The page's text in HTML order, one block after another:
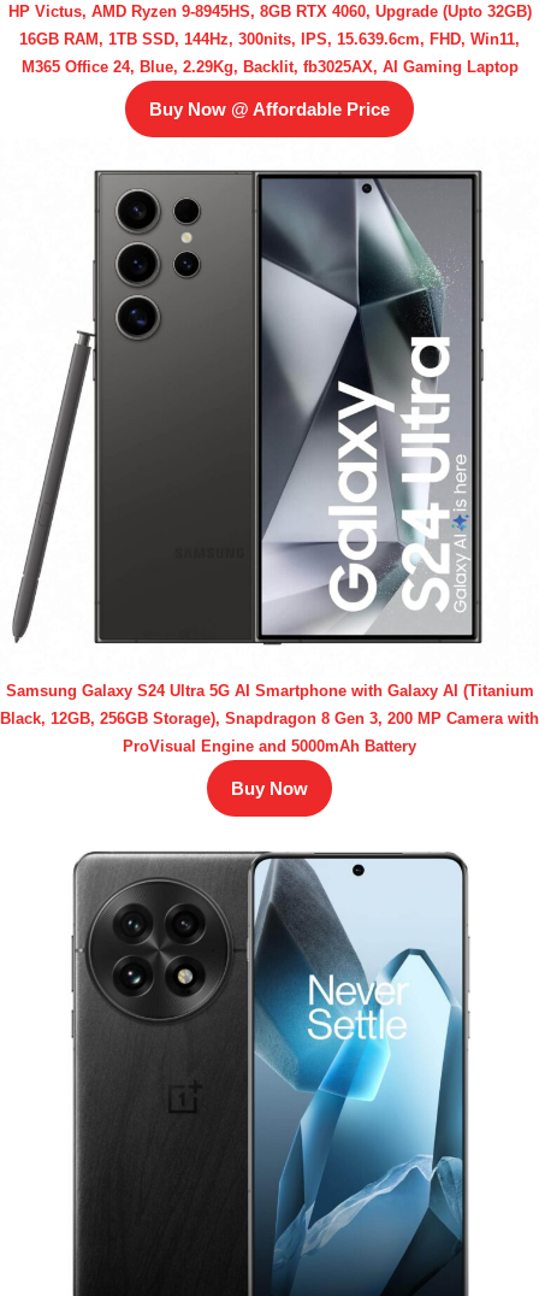
HP Victus, AMD Ryzen 9-8945HS, 8GB RTX 4060, Upgrade (Upto 32GB)
16GB RAM, 1TB SSD, 144Hz, 300nits, IPS, 15.639.6cm, FHD, Win11,
M365 Office 24, Blue, 2.29Kg, Backlit, fb3025AX, AI Gaming Laptop
Buy Now @ Affordable Price
Samsung Galaxy S24 Ultra 5G AI Smartphone with Galaxy AI (Titanium
Black, 12GB, 256GB Storage), Snapdragon 8 Gen 3, 200 MP Camera with
ProVisual Engine and 5000mAh Battery
Buy Now